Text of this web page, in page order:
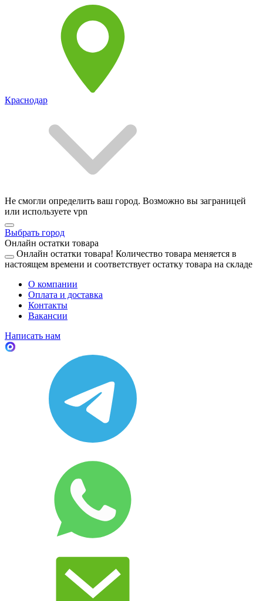
Краснодар
Не смогли определить ваш город. Возможно вы заграницей
или используете vpn
Выбрать город
Онлайн остатки товара
Онлайн остатки товара! Количество товара меняется в
настоящем времени и соответствует остатку товара на складе
О компании
Оплата и доставка
Контакты
Вакансии
Написать нам